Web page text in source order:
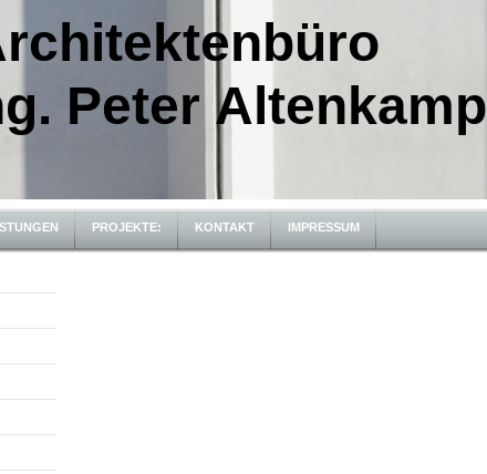
Peter Altenkamp
PROJEKTE: KONTAKT IMPRESSUM